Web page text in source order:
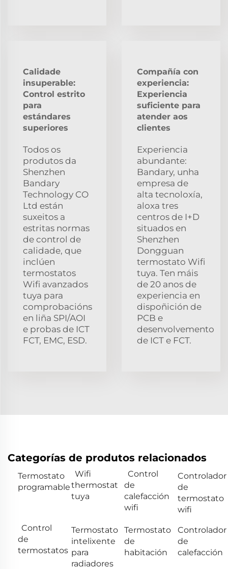
Calidade
insuperable:
Control estrito
para
estándares
superiores
Todos os
produtos da
Shenzhen
Bandary
Technology CO
Ltd están
suxeitos a
estritas normas
de control de
calidade, que
inclúen
termostatos
Wifi avanzados
tuya para
comprobacións
en liña SPI/AOI
e probas de ICT
FCT, EMC, ESD.
Compañía con
experiencia:
Experiencia
suficiente para
atender aos
clientes
Experiencia
abundante:
Bandary, unha
empresa de
alta tecnoloxía,
aloxa tres
centros de I+D
situados en
Shenzhen
Dongguan
termostato Wifi
tuya. Ten máis
de 20 anos de
experiencia en
dispoñición de
PCB e
desenvolvemento
de ICT e FCT.
Categorías de produtos relacionados
Termostato
programable
Wifi
thermostat
tuya
Control
de
calefacción
wifi
Controlador
de
termostato
wifi
Control
de
termostatos
Termostato
intelixente
para
radiadores
Termostato
de
habitación
Controlador
de
calefacción